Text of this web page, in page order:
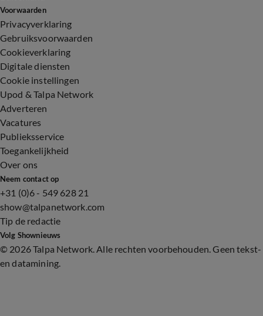
Voorwaarden
Privacyverklaring
Gebruiksvoorwaarden
Cookieverklaring
Digitale diensten
Cookie instellingen
Upod & Talpa Network
Adverteren
Vacatures
Publieksservice
Toegankelijkheid
Over ons
Neem contact op
+31 (0)6 - 549 628 21
show@talpanetwork.com
Tip de redactie
Volg Shownieuws
© 2026 Talpa Network. Alle rechten voorbehouden. Geen tekst-
en datamining.